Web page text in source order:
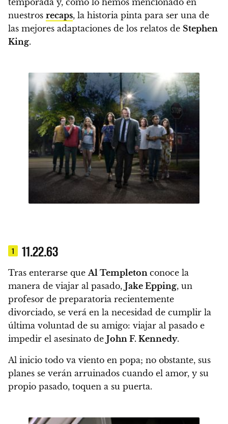
temporada y, como lo hemos mencionado en
nuestros recaps, la historia pinta para ser una de
las mejores adaptaciones de los relatos de Stephen
King.
1 11.22.63
Tras enterarse que Al Templeton conoce la
manera de viajar al pasado, Jake Epping, un
profesor de preparatoria recientemente
divorciado, se verá en la necesidad de cumplir la
última voluntad de su amigo: viajar al pasado e
impedir el asesinato de John F. Kennedy.
Al inicio todo va viento en popa; no obstante, sus
planes se verán arruinados cuando el amor, y su
propio pasado, toquen a su puerta.